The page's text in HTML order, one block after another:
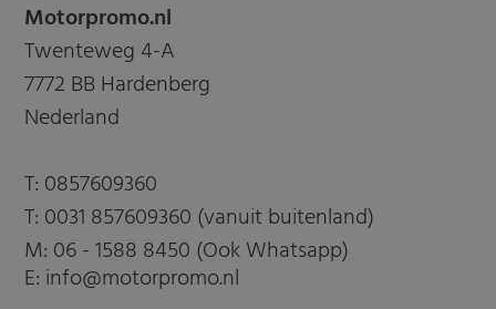
Motorpromo.nl
Twenteweg 4-A
7772 BB Hardenberg
Nederland
T: 0857609360
T: 0031 857609360 (vanuit buitenland)
M: 06 - 1588 8450 (Ook Whatsapp)
E: info@motorpromo.nl